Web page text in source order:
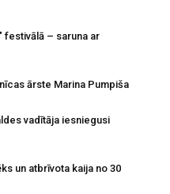
festivālā – saruna ar
ārste Marina Pumpiša
vadītāja iesniegusi
un atbrīvota kaija no 30